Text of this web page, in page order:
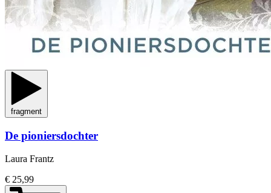
fragment
De pioniersdochter
Laura Frantz
€ 25,99